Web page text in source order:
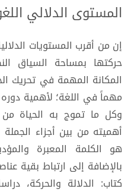
المستوى الدلالي
إن من أقرب المستويات
حركتها بمساحة السياق
المكانة المهمة في تحريك
مهماً في اللغة؛ لأهمية
وكل ما تموج به الحياة
أهميته من بين أجزاء
هو الكلمة المعبرة
بالإضافة إلى ارتباط بقية
كتاب: الدلالة والحركة،